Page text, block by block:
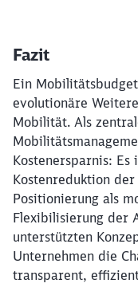
Fazit
Ein
evolutionäre
Mobilität. Als
Kostenersparnis: Es
Kostenreduktion
Positionierung als
Flexibilisierung der
unterstützten
Unternehmen die
transparent,